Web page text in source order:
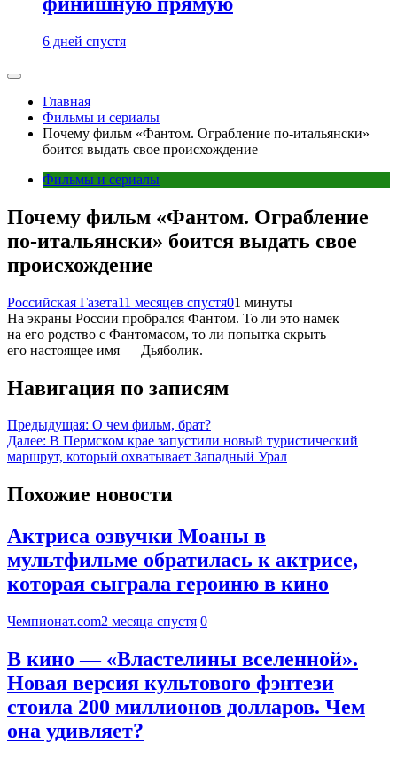
6 дней спустя
Главная
Фильмы и сериалы
Почему фильм «Фантом. Ограбление по-итальянски»
боится выдать свое происхождение
Фильмы и сериалы
Почему фильм «Фантом. Ограбление
по-итальянски» боится выдать свое
происхождение
Российская Газета11 месяцев спустя01 минуты
На экраны России пробрался Фантом. То ли это намек
на его родство с Фантомасом, то ли попытка скрыть
его настоящее имя — Дьяболик.
Навигация по записям
Предыдущая: О чем фильм, брат?
Далее: В Пермском крае запустили новый туристический
маршрут, который охватывает Западный Урал
Похожие новости
Актриса озвучки Моаны в
мультфильме обратилась к актрисе,
которая сыграла героиню в кино
Чемпионат.com2 месяца спустя 0
В кино — «Властелины вселенной».
Новая версия культового фэнтези
стоила 200 миллионов долларов. Чем
она удивляет?